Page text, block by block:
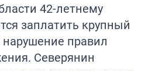
42-летнему
заплатить крупный
правил
Северянин